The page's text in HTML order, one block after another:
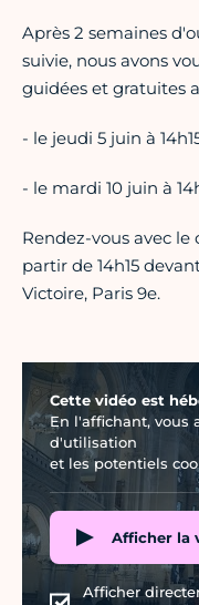
Après 2 semaines
suivie, nous avons
guidées et gratuites
- le jeudi 5 juin à
- le mardi 10 juin à
Rendez-vous avec le
partir de 14h15
Victoire, Paris 9e.
Vidéo Youtube
Cette vidéo est
En l'affichant, vous
d'utilisation
et les potentiels
Afficher la
Afficher